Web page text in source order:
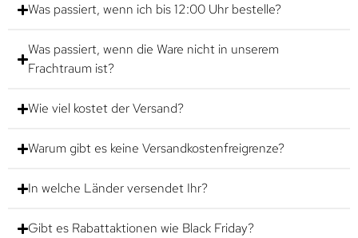
Was passiert, wenn ich bis 12:00 Uhr bestelle?
Was passiert, wenn die Ware nicht in unserem
Frachtraum ist?
Wie viel kostet der Versand?
Warum gibt es keine Versandkostenfreigrenze?
In welche Länder versendet Ihr?
Gibt es Rabattaktionen wie Black Friday?